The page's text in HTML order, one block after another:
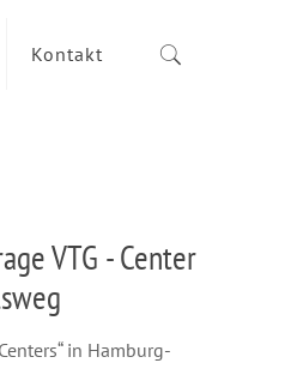
Kontakt
VTG - Center
in Hamburg-